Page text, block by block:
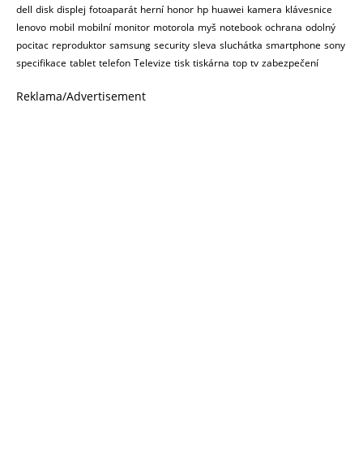
dell disk displej fotoaparát herní honor hp huawei kamera klávesnice
lenovo mobil mobilní monitor motorola myš notebook ochrana odolný
pocitac reproduktor samsung security sleva sluchátka smartphone sony
specifikace tablet telefon Televize tisk tiskárna top tv zabezpečení
Reklama/Advertisement